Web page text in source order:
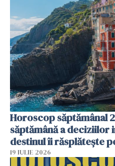
Horoscop săptămânal
săptămână a
destinul îi răsplătește
19 IULIE 2026